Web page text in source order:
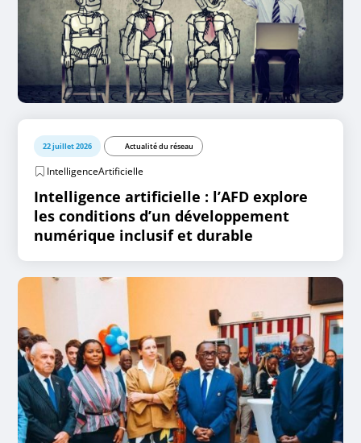
22 juillet 2026 Actualité du réseau
IntelligenceArtificielle
Intelligence artificielle : l’AFD explore
les conditions d’un développement
numérique inclusif et durable